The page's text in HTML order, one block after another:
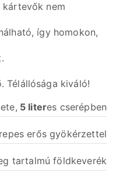
nem
így homokon,
Télállósága kiváló!
5 literes cserépben
erős gyökérzettel
tartalmú földkeverék